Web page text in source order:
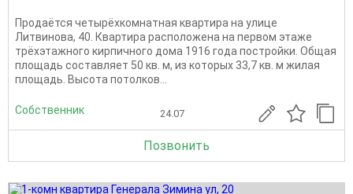
Продаётся четырёхкомнатная квартира на улице
Литвинова, 40. Квартира расположена на первом этаже
трёхэтажного кирпичного дома 1916 года постройки. Общая
площадь составляет 50 кв. м, из которых 33,7 кв. м жилая
площадь. Высота потолков...
Собственник 24.07
Позвонить